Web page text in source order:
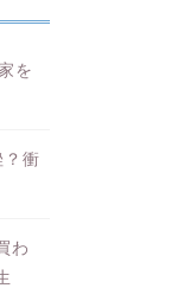
を
？衝
わ